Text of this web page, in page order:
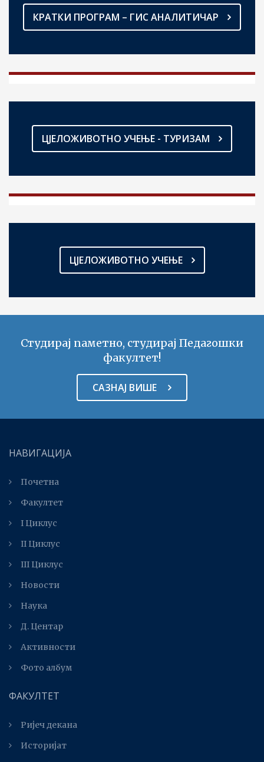
КРАТКИ ПРОГРАМ – ГИС АНАЛИТИЧАР
ЦЈЕЛОЖИВОТНО УЧЕЊЕ - ТУРИЗАМ
ЦЈЕЛОЖИВОТНО УЧЕЊЕ
Студирај паметно, студирај Педагошки
факултет!
САЗНАЈ ВИШЕ
НАВИГАЦИЈА
Почетна
Факултет
I Циклус
II Циклус
III Циклус
Новости
Наука
Д. Центар
Активности
Фото албум
ФАКУЛТЕТ
Ријеч декана
Историјат